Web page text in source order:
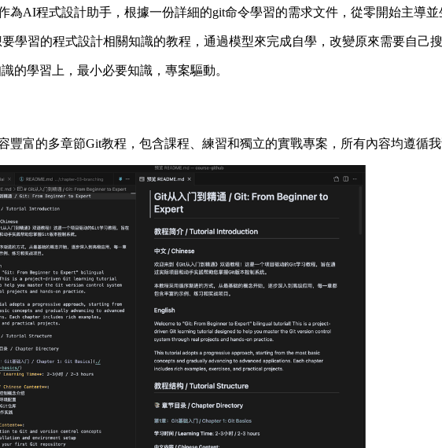
為AI程式設計助手，根據一份詳細的git命令學習的需求文件，從零開始主導
學習的程式設計相關知識的教程，通過模型來完成自學，改變原來需要自己
的學習上，最小必要知識，專案驅動。
豐富的多章節Git教程，包含課程、練習和獨立的實戰專案，所有內容均遵循